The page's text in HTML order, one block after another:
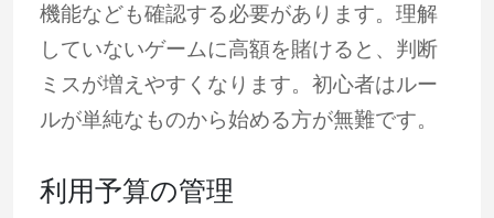
機能なども確認する必要があります。理解
していないゲームに高額を賭けると、判断
ミスが増えやすくなります。初心者はルー
ルが単純なものから始める方が無難です。
利用予算の管理